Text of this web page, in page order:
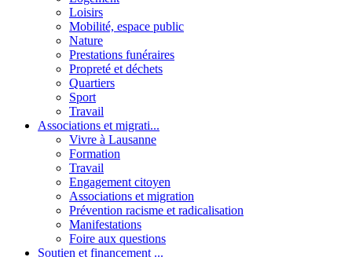
Loisirs
Mobilité, espace public
Nature
Prestations funéraires
Propreté et déchets
Quartiers
Sport
Travail
Associations et migrati...
Vivre à Lausanne
Formation
Travail
Engagement citoyen
Associations et migration
Prévention racisme et radicalisation
Manifestations
Foire aux questions
Soutien et financement ...